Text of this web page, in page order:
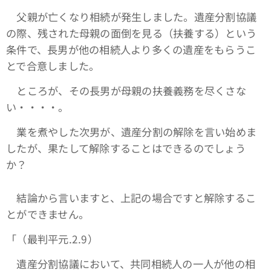
父親が亡くなり相続が発生しました。遺産分割協議
の際、残された母親の面倒を見る（扶養する）という
条件で、長男が他の相続人より多くの遺産をもらうこ
とで合意しました。
ところが、その長男が母親の扶養義務を尽くさな
い・・・・。
業を煮やした次男が、遺産分割の解除を言い始めま
したが、果たして解除することはできるのでしょう
か？
結論から言いますと、上記の場合ですと解除するこ
とができません。
「（最判平元.2.9）
遺産分割協議において、共同相続人の一人が他の相